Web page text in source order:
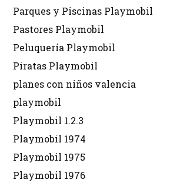
Parques y Piscinas Playmobil
Pastores Playmobil
Peluquería Playmobil
Piratas Playmobil
planes con niños valencia
playmobil
Playmobil 1.2.3
Playmobil 1974
Playmobil 1975
Playmobil 1976